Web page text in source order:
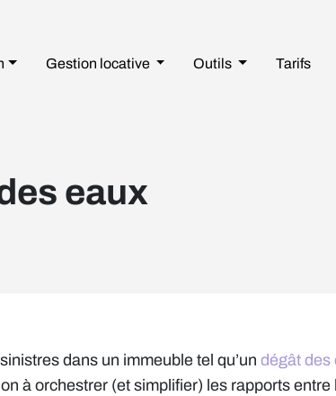
Gestion locative Outils Tarifs
eaux
dans un immeuble tel qu’un dégât des
à orchestrer (et simplifier) les rapports